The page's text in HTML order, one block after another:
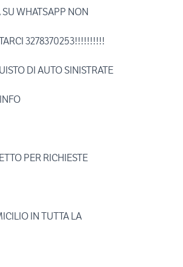
SU WHATSAPP NON
3278370253!!!!!!!!!!
DI AUTO SINISTRATE
PER RICHIESTE
IN TUTTA LA